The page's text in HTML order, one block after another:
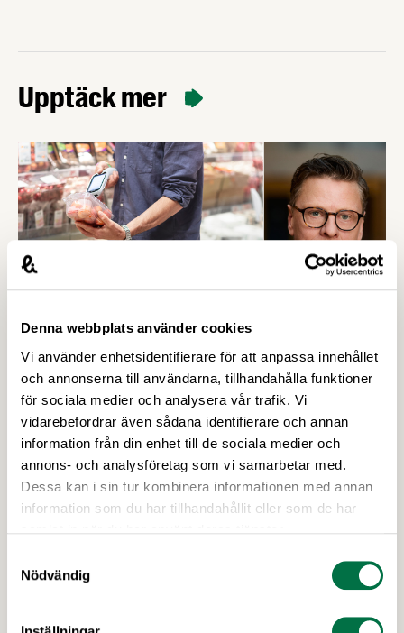
Denna webbplats använder cookies
Vi använder enhetsidentifierare för att anpassa innehållet
och annonserna till användarna, tillhandahålla funktioner
för sociala medier och analysera vår trafik. Vi
vidarebefordrar även sådana identifierare och annan
information från din enhet till de sociala medier och
annons- och analysföretag som vi samarbetar med.
Dessa kan i sin tur kombinera informationen med annan
information som du har tillhandahållit eller som de har
Nödvändig
Upptäck mer
Handeln pressar svenska
livsmedelsproducenter inför
matmomssänkningen –
Livsmedelsföretagen
De svenska livsmedelsproducenternas kostnader
april har två av tre producenter fått påbud från
dagligvaruhandeln om prisstopp. När
konsumenttrenderna knuffar svenskproducerat